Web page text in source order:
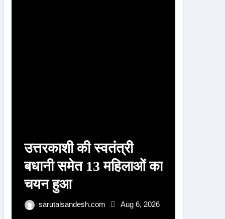
उत्तरकाशी की स्वतंत्री
बधानी समेत 13 महिलाओं का
चयन हुआ
sarutalsandesh.com Aug 6, 2026